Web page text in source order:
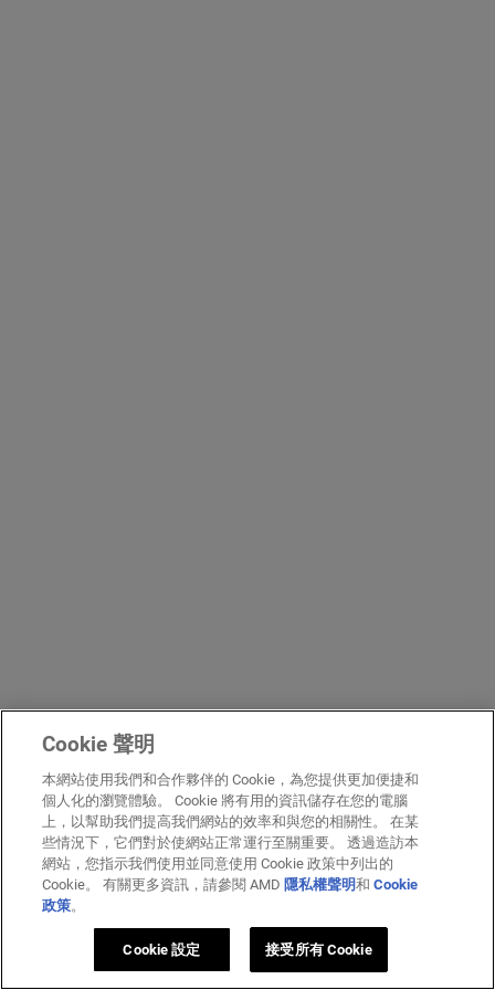
Cookie 聲明
本網站使用我們和合作夥伴的 Cookie，為您提供更加便捷和
個人化的瀏覽體驗。 Cookie 將有用的資訊儲存在您的電腦
上，以幫助我們提高我們網站的效率和與您的相關性。 在某
些情況下，它們對於使網站正常運行至關重要。 透過造訪本
網站，您指示我們使用並同意使用 Cookie 政策中列出的
Cookie。 有關更多資訊，請參閱 AMD 隱私權聲明和Cookie
政策。
Cookie 設定 接受所有 Cookie